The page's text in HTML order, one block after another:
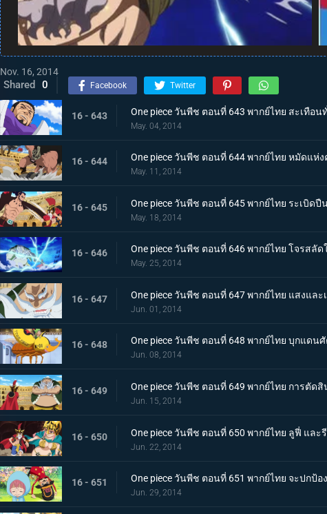
Nov. 16, 2014
Shared 0 Facebook Twitter
16 - 643 One piece วันพีช ตอนที่ 643 พากย์ไทย สะเทือ
May. 04, 2014
16 - 644 One piece วันพีช ตอนที่ 644 พากย์ไทย หมัดแห่
May. 11, 2014
16 - 645 One piece วันพีช ตอนที่ 645 พากย์ไทย ระเบิด
May. 18, 2014
16 - 646 One piece วันพีช ตอนที่ 646 พากย์ไทย โจรสลั
May. 25, 2014
16 - 647 One piece วันพีช ตอนที่ 647 พากย์ไทย แสงแล
Jun. 01, 2014
16 - 648 One piece วันพีช ตอนที่ 648 พากย์ไทย บุกแด
Jun. 08, 2014
16 - 649 One piece วันพีช ตอนที่ 649 พากย์ไทย การตัด
Jun. 15, 2014
16 - 650 One piece วันพีช ตอนที่ 650 พากย์ไทย ลูฟี่ และ
Jun. 22, 2014
16 - 651 One piece วันพีช ตอนที่ 651 พากย์ไทย จะปกป้
Jun. 29, 2014